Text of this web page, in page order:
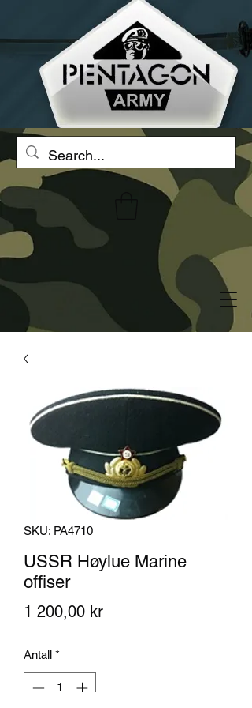
SKU: PA4710
USSR Høylue Marine
offiser
1 200,00 krPris
Antall *